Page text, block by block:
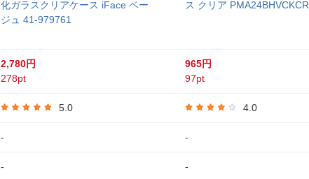
化ガラスクリアケース iFace ベー
ジュ 41-979761
2,780円
278pt
5.0
-
-
ス クリア PMA24BHVCKCR
965円
97pt
4.0
-
-